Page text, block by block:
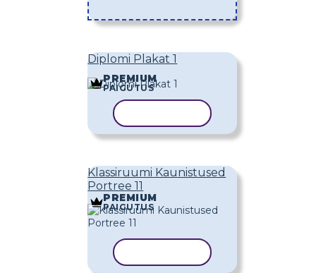
Diplomi Plakat 1
PREMIUM
PAIGUTUS
Klassiruumi Kaunistused
Portree 11
PREMIUM
PAIGUTUS